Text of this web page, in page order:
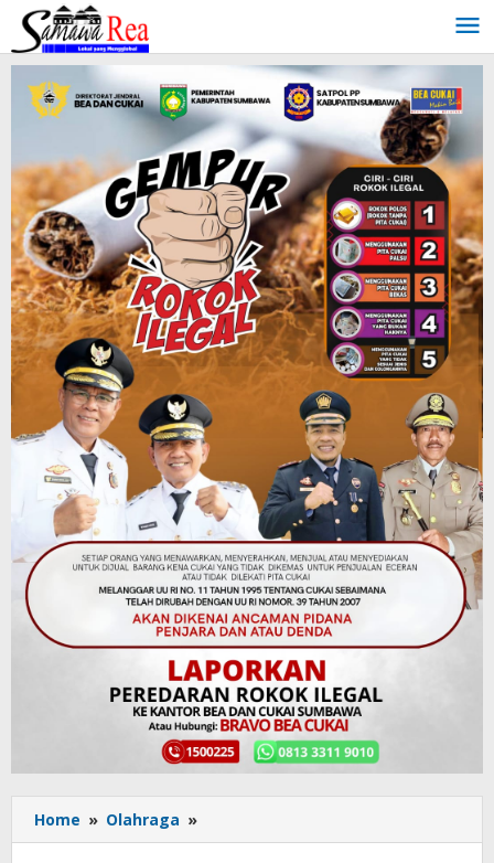
Lewati
konten
Home » Olahraga »
Tim